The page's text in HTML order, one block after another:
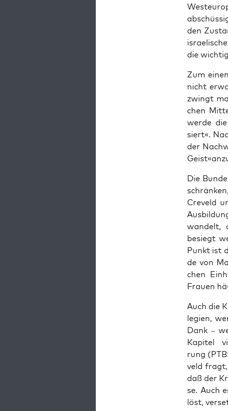
den
die
Zum
nicht
zwingt
chen
wer­de
siert«.
der
Die
Cre­veld
wan­delt,
besiegt
Punkt ist
de von
chen
Frau­en
Auch die
le­gi­en,
Dank –
Kapi­tel
rung
veld
daß der
se. Auch
löst,